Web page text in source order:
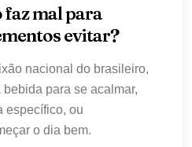
faz mal para
evitar?
nacional do brasileiro,
para se acalmar,
específico, ou
o dia bem.